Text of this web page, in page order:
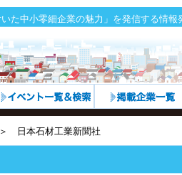
た中小零細企業の魅力」を発信する情
日本石材工業新聞社